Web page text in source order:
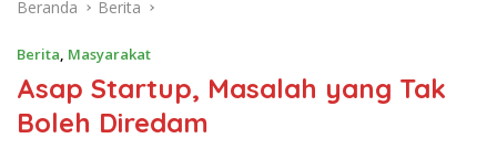
Beranda Berita
Berita, Masyarakat
Asap Startup, Masalah yang Tak
Boleh Diredam